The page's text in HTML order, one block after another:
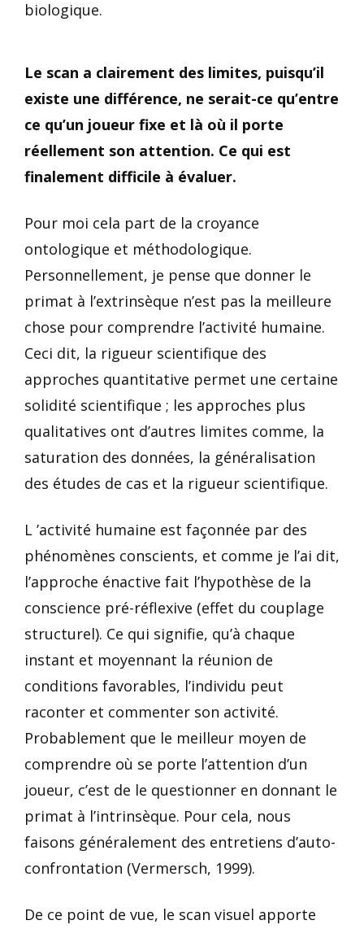
biologique.
Le scan a clairement des limites, puisqu’il
existe une différence, ne serait-ce qu’entre
ce qu’un joueur fixe et là où il porte
réellement son attention. Ce qui est
finalement difficile à évaluer.
Pour moi cela part de la croyance
ontologique et méthodologique.
Personnellement, je pense que donner le
primat à l’extrinsèque n’est pas la meilleure
chose pour comprendre l’activité humaine.
Ceci dit, la rigueur scientifique des
approches quantitative permet une certaine
solidité scientifique ; les approches plus
qualitatives ont d’autres limites comme, la
saturation des données, la généralisation
des études de cas et la rigueur scientifique.
L ’activité humaine est façonnée par des
phénomènes conscients, et comme je l’ai dit,
l’approche énactive fait l’hypothèse de la
conscience pré-réflexive (effet du couplage
structurel). Ce qui signifie, qu’à chaque
instant et moyennant la réunion de
conditions favorables, l’individu peut
raconter et commenter son activité.
Probablement que le meilleur moyen de
comprendre où se porte l’attention d’un
joueur, c’est de le questionner en donnant le
primat à l’intrinsèque. Pour cela, nous
faisons généralement des entretiens d’auto-
confrontation (Vermersch, 1999).
De ce point de vue, le scan visuel apporte